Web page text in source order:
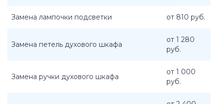
Замена лампочки подсветки от 810 руб.
Замена петель духового шкафа
от 1 280
руб.
Замена ручки духового шкафа
от 1 000
руб.